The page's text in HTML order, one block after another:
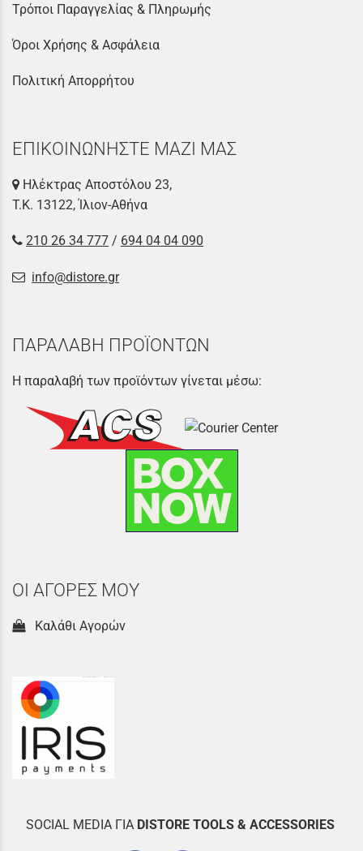
Τρόποι Παραγγελίας & Πληρωμής
Όροι Χρήσης & Ασφάλεια
Πολιτική Απορρήτου
ΕΠΙΚΟΙΝΩΝΗΣΤΕ ΜΑΖΙ ΜΑΣ
Ηλέκτρας Αποστόλου 23,
Τ.Κ. 13122, Ίλιον-Αθήνα
210 26 34 777 / 694 04 04 090
info@distore.gr
ΠΑΡΑΛΑΒΗ ΠΡΟΪΟΝΤΩΝ
Η παραλαβή των προϊόντων γίνεται μέσω:
ΟΙ ΑΓΟΡΕΣ ΜΟΥ
Καλάθι Αγορών
SOCIAL MEDIA ΓΙΑ DISTORE TOOLS & ACCESSORIES